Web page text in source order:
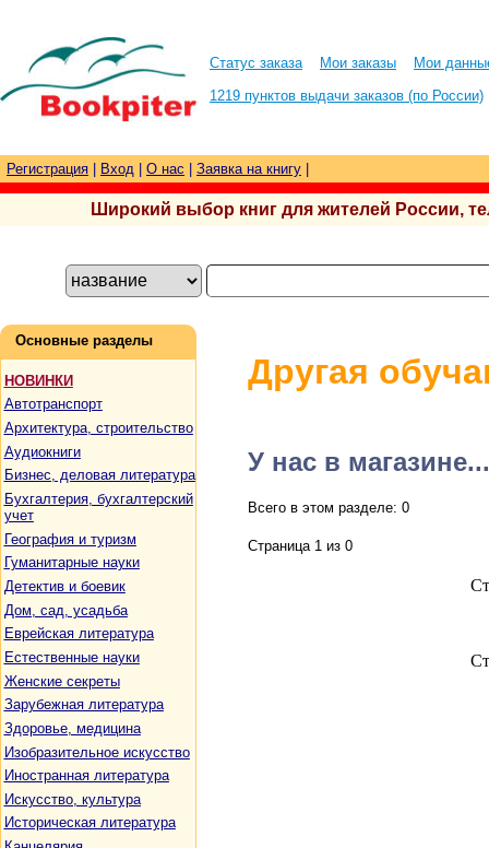
Статус заказа Мои заказы
Мои
1219 пунктов выдачи заказов (по России)
Регистрация Вход О нас Заявка на книгу
Широкий выбор книг для жителей России,
Основные разделы
НОВИНКИ
Автотранспорт
Архитектура, строительство
Аудиокниги
Бизнес, деловая литература
Бухгалтерия, бухгалтерский
учет
География и туризм
Гуманитарные науки
Детектив и боевик
Дом, сад, усадьба
Еврейская литература
Естественные науки
Женские секреты
Зарубежная литература
Здоровье, медицина
Изобразительное искусство
Иностранная литература
Искусство, культура
Историческая литература
Другая
У нас в магазине...
Всего в этом разделе: 0
Страница 1 из 0